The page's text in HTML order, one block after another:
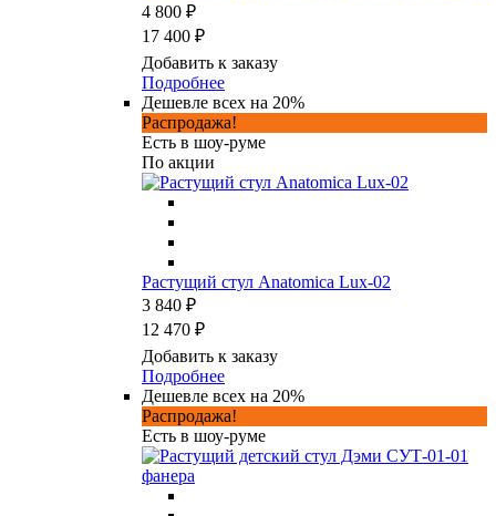
4 800 ₽
17 400 ₽
Добавить к заказу
Подробнее
Дешевле всех на 20%
Распродажа!
Есть в шоу-руме
По акции
Растущий стул Anatomica Lux-02
3 840 ₽
12 470 ₽
Добавить к заказу
Подробнее
Дешевле всех на 20%
Распродажа!
Есть в шоу-руме